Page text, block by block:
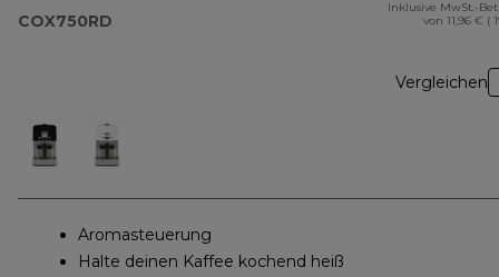
COX750RD
Inklusive MwSt.-
von 11,96 € (
Vergleichen
Aromasteuerung
Halte deinen Kaffee kochend heiß